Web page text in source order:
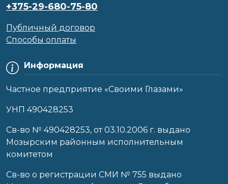
Информация
Частное предприятие «Своими Глазами»
УНП 490428253
Cв-во № 490428253, от 03.10.2006 г. выдано
Мозырским районным исполнительным
комитетом
Св-во о регистрации СМИ № 755 выдано
+375-29-680-75-80
Публичный договор
Способы оплаты